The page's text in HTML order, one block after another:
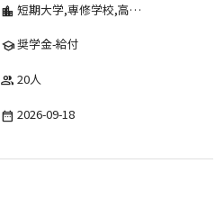
location_city 短期大学,専修学校,高等専門学校,その他,高等学校,大学院,大学
school奨学金-給付
group 20人
date_range 2026-09-18